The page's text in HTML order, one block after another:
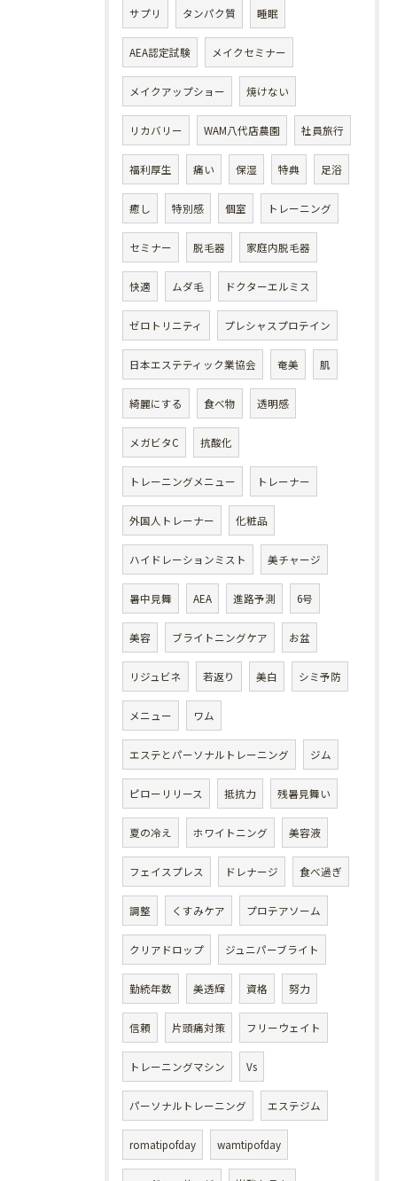
サプリ タンパク質 睡眠
AEA認定試験 メイクセミナー
メイクアップショー 焼けない
リカバリー WAM八代店農園 社員旅行
福利厚生 痛い 保湿 特典 足浴
癒し 特別感 個室 トレーニング
セミナー 脱毛器 家庭内脱毛器
快適 ムダ毛 ドクターエルミス
ゼロトリニティ プレシャスプロテイン
日本エステティック業協会 奄美 肌
綺麗にする 食べ物 透明感
メガビタC 抗酸化
トレーニングメニュー トレーナー
外国人トレーナー 化粧品
ハイドレーションミスト 美チャージ
暑中見舞 AEA 進路予測 6号
美容 ブライトニングケア お盆
リジュビネ 若返り 美白 シミ予防
メニュー ワム
エステとパーソナルトレーニング ジム
ピローリリース 抵抗力 残暑見舞い
夏の冷え ホワイトニング 美容液
フェイスプレス ドレナージ 食べ過ぎ
調整 くすみケア プロテアソーム
クリアドロップ ジュニパーブライト
勤続年数 美透輝 資格 努力
信頼 片頭痛対策 フリーウェイト
トレーニングマシン Vs
パーソナルトレーニング エステジム
romatipofday wamtipofday